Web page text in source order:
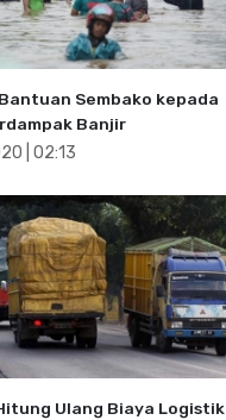
Sembako kepada
Banjir
| 02:13
Ulang Biaya Logistik